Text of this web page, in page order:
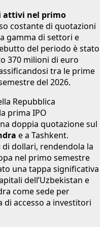
attivi nel primo
costante di quotazioni
gamma di settori e
del periodo è stato
370 milioni di euro
tra le prime
del 2026.
Repubblica
prima IPO
doppia quotazione sul
e a Tashkent.
di dollari, rendendola la
nel primo semestre
una tappa significativa
dell’Uzbekistan e
come sede per
accesso a investitori